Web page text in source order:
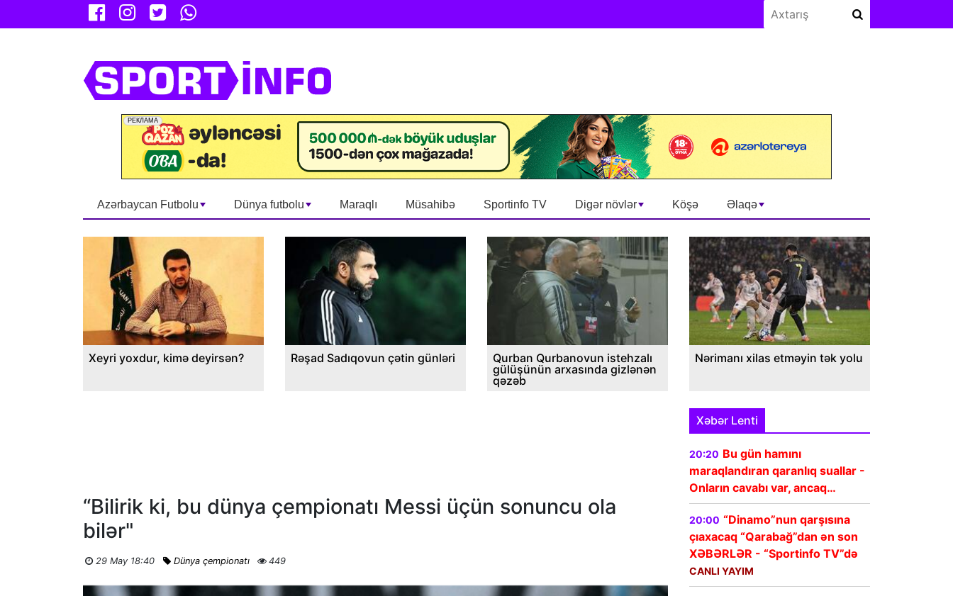
Azərbaycan Futbolu Dünya futbolu Maraqlı Müsahibə Sportinfo TV Digər növlər Köşə Əlaqə
Xeyri yoxdur, kimə deyirsən? Rəşad Sadıqovun çətin günləri
Qurban Qurbanovun istehzalı
gülüşünün arxasında gizlənən
qəzəb
Nərimanı xilas etməyin tək yolu
“Bilirik ki, bu dünya çempionatı Messi üçün sonuncu ola
bilər"
29 May 18:40 Dünya çempionatı 449
Xəbər Lenti
20:20 Bu gün hamını
maraqlandıran qaranlıq suallar -
Onların cavabı var, ancaq…
20:00 “Dinamo”nun qarşısına
çıaxacaq “Qarabağ”dan ən son
XƏBƏRLƏR - “Sportinfo TV”də
CANLI YAYIM